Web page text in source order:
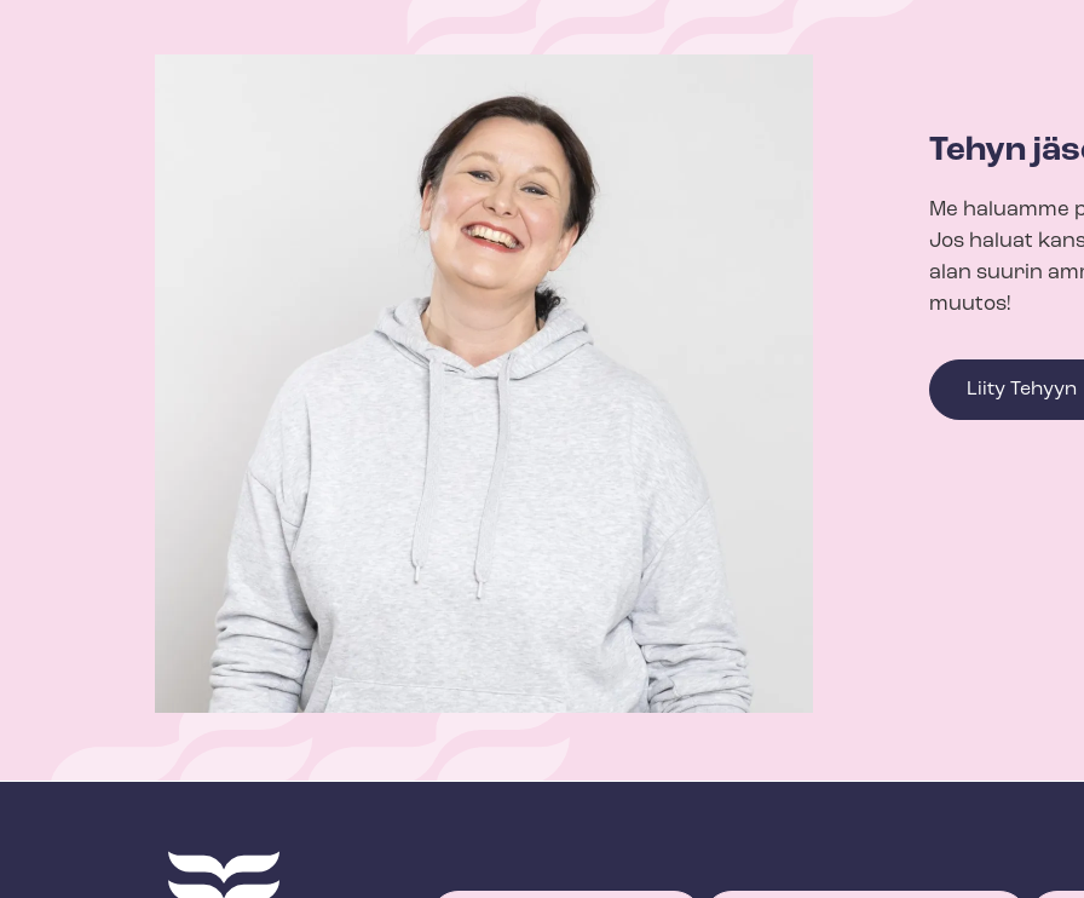
Tehyn
Me haluamme
Jos haluat
alan suurin
muutos!
Liity Tehyyn